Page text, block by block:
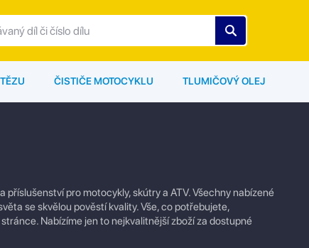
ČISTIČE MOTOCYKLU TLUMIČOVÝ OLEJ
pro motocykly, skútry a ATV. Všechny nabízené
se skvělou pověstí kvality. Vše, co potřebujete,
Nabízíme jen to nejkvalitnější zboží za dostupné